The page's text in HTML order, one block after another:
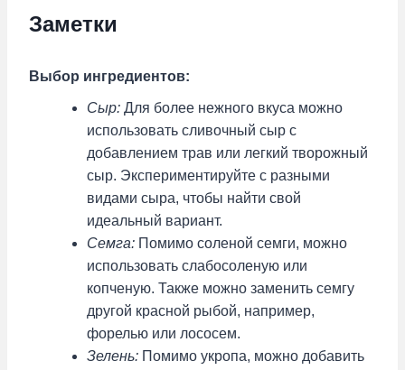
Заметки
Выбор ингредиентов:
Сыр: Для более нежного вкуса можно
использовать сливочный сыр с
добавлением трав или легкий творожный
сыр. Экспериментируйте с разными
видами сыра, чтобы найти свой
идеальный вариант.
Семга: Помимо соленой семги, можно
использовать слабосоленую или
копченую. Также можно заменить семгу
другой красной рыбой, например,
форелью или лососем.
Зелень: Помимо укропа, можно добавить